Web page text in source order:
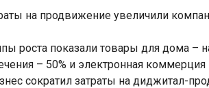
на продвижение увеличили
роста показали товары для дома –
– 50% и электронная коммерция
сократил затраты на диджитал-